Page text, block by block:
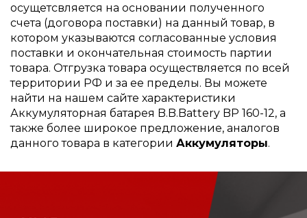
осущетсвляется на основании полученного
счета (договора поставки) на данный товар, в
котором указываются согласованные условия
поставки и окончательная стоимость партии
товара. Отгрузка товара осуществляется по всей
территории РФ и за ее пределы. Вы можете
найти на нашем сайте характеристики
Аккумуляторная батарея B.B.Battery BP 160-12, а
также более широкое предложение, аналогов
данного товара в категории Аккумуляторы.